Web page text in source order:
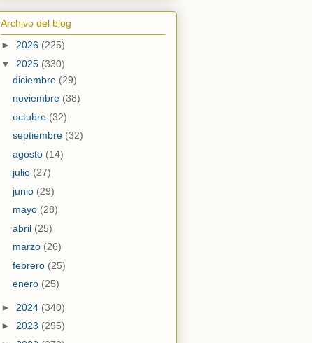
Archivo del blog
► 2026 (225)
▼ 2025 (330)
diciembre (29)
noviembre (38)
octubre (32)
septiembre (32)
agosto (14)
julio (27)
junio (29)
mayo (28)
abril (25)
marzo (26)
febrero (25)
enero (25)
► 2024 (340)
► 2023 (295)